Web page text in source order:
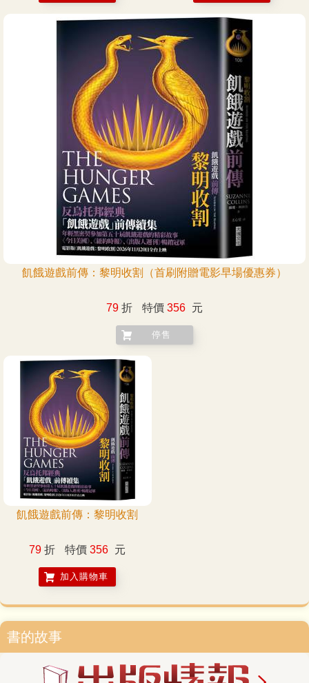
飢餓遊戲前傳：黎明收割（首刷附贈電影早場優惠券）
79 折 特價 356 元
停售
飢餓遊戲前傳：黎明收割
79 折 特價 356 元
加入購物車
書的故事